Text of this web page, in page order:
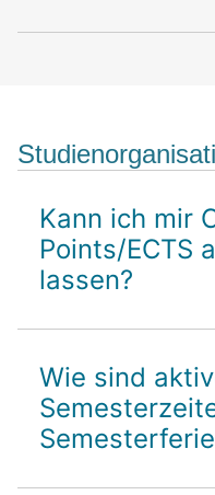
Kann ich mir
Points/ECTS
lassen?
Wie sind